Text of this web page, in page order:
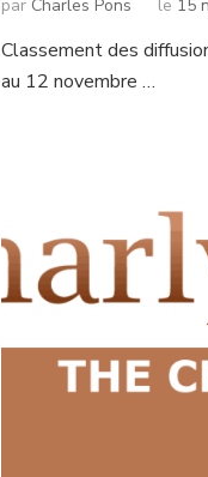
par Charles Pons le 15
Classement des
au 12 novembre …